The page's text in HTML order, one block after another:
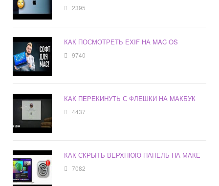
2395
КАК ПОСМОТРЕТЬ EXIF НА MAC OS
9740
КАК ПЕРЕКИНУТЬ С ФЛЕШКИ НА МАКБУК
4437
КАК СКРЫТЬ ВЕРХНЮЮ ПАНЕЛЬ НА МАКЕ
7082